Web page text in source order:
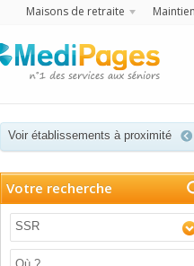
Maisons de retraite
Voir établissements à proximité
Votre recherche
SSR